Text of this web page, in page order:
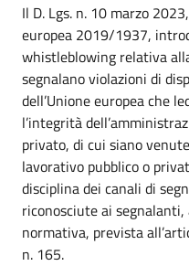
Il D. Lgs. n. 10 marzo
europea 2019/1937,
whistleblowing relativa
segnalano violazioni di
dell’Unione europea che
l’integrità
privato, di cui siano
lavorativo pubblico o
disciplina dei canali di
riconosciute ai
normativa, prevista
n. 165.